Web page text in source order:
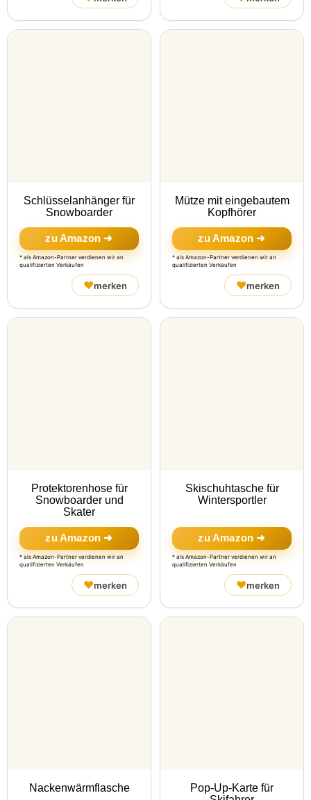
Schlüsselanhänger für
Snowboarder
zu Amazon ➜
* als Amazon-Partner verdienen wir an
qualifizierten Verkäufen
♥merken
Mütze mit eingebautem
Kopfhörer
zu Amazon ➜
* als Amazon-Partner verdienen wir an
qualifizierten Verkäufen
♥merken
Protektorenhose für
Snowboarder und
Skater
zu Amazon ➜
* als Amazon-Partner verdienen wir an
qualifizierten Verkäufen
♥merken
Skischuhtasche für
Wintersportler
zu Amazon ➜
* als Amazon-Partner verdienen wir an
qualifizierten Verkäufen
♥merken
Nackenwärmflasche
Pop-Up-Karte für